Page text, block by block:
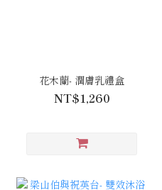
花木蘭- 潤膚乳禮盒
NT$1,260